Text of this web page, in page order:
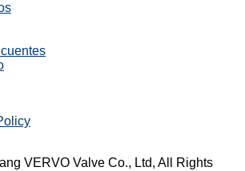
VERVO Valve Co., Ltd, All Rights